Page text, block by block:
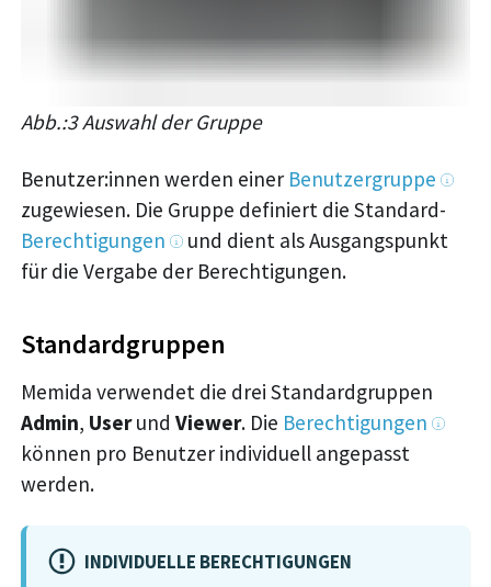
Abb.:3 Auswahl der Gruppe
Benutzer:innen werden einer Benutzergruppe
zugewiesen. Die Gruppe definiert die Standard-
Berechtigungen
und dient als Ausgangspunkt
für die Vergabe der Berechtigungen.
Standardgruppen
Memida verwendet die drei Standardgruppen
Admin, UserundViewer. Die Berechtigungen
können pro Benutzer individuell angepasst
werden.
INDIVIDUELLE BERECHTIGUNGEN